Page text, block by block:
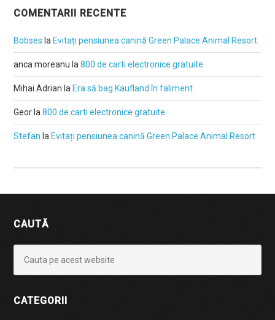
COMENTARII RECENTE
Bobses la Evitați pensiunea canină Green Palace Animal Resort
anca moreanu la800 de carti electronice gratuite
Mihai Adrian la Era să bag Kaufland în faliment
Geor la800 de carti electronice gratuite
Stefan la Evitați pensiunea canină Green Palace Animal Resort
CAUTĂ
CATEGORII